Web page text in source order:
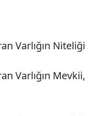
Varlığın Niteliği
Varlığın Mevkii,